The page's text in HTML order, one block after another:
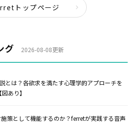
トップページ
グ 2026-08-08更新
とは？各欲求を満たす心理学的アプローチを
あり】
施策として機能するのか？ferretが実践する音声